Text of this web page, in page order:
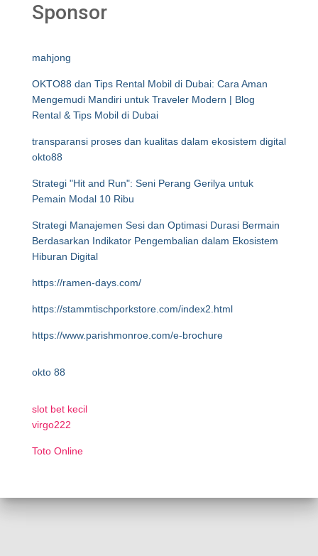
Sponsor
mahjong
OKTO88 dan Tips Rental Mobil di Dubai: Cara Aman
Mengemudi Mandiri untuk Traveler Modern | Blog
Rental & Tips Mobil di Dubai
transparansi proses dan kualitas dalam ekosistem digital
okto88
Strategi "Hit and Run": Seni Perang Gerilya untuk
Pemain Modal 10 Ribu
Strategi Manajemen Sesi dan Optimasi Durasi Bermain
Berdasarkan Indikator Pengembalian dalam Ekosistem
Hiburan Digital
https://ramen-days.com/
https://stammtischporkstore.com/index2.html
https://www.parishmonroe.com/e-brochure
okto 88
slot bet kecil
virgo222
Toto Online